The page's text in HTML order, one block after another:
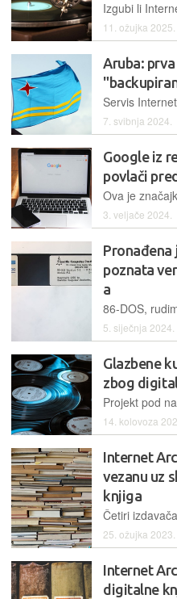
11. ožujka 2025.
Aruba:
7. svibnja 2024.
Google iz
povlači
3. veljače 2024.
Pronađena
poznata
a
5. siječnja 2024.
Glazbene
zbog
14. kolovoza
Internet
vezanu uz
knjiga
25. ožujka 2023.
Internet
digitalne